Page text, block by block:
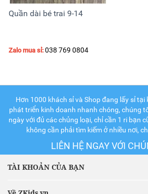
Quần dài bé trai 9-14
Zalo mua sỉ: 038 769 0804
Hơn 1000 khách sỉ và Shop đang lấy sỉ tại
phát triển kinh doanh nhanh chóng, chúng
ngày với đủ các chủng loại, chỉ cần 1 ri bạn
không cần phải tìm kiếm ở nhiều nơi,
LIÊN HỆ NGAY VỚI
TÀI KHOẢN CỦA BẠN